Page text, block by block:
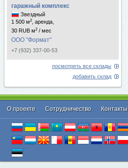
гаражный комплекс
Звездный
1 500 м2
, аренда,
30 RUB м2 / мес
ООО "Формат"
+7 (932) 337-00-53
посмотреть все склады
добавить склад
О проекте Cотрудничество Контакты